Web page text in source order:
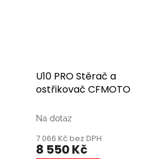
U10 PRO Stěrač a
ostřikovač CFMOTO
Na dotaz
7 066 Kč bez DPH
8 550 Kč